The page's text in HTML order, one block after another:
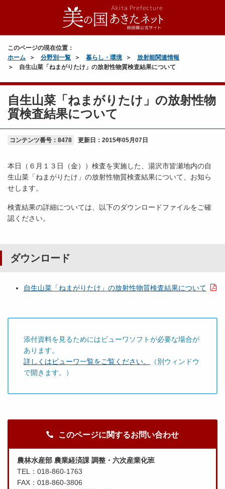
このページの現在位置：
ホーム
分野別一覧 暮らし・環境
放射能関連情報
自生山菜「ねまがりたけ」の放射性物質検査結果について
自生山菜「ねまがりたけ」の放射性物
質検査結果について
コンテンツ番号：8478 更新日： 2015年05月07日
本日（６月１３日（金））検査を実施した、湯沢市皆瀬地内の自
生山菜「ねまがりたけ」の放射性物質検査結果について、お知ら
せします。
検査結果の詳細については、以下のダウンロードファイルをご確
認ください。
ダウンロード
自生山菜「ねまがりたけ」の放射性物質検査結果について
添付資料を見るためにはビューワソフトが必要な場合が
あります。
詳しくはビューワ一覧をご覧ください。
（別ウィンドウ
で開きます。）
このページに関するお問い合わせ
農林水産部 農業経済課 調整・六次産業化班
TEL：018-860-1763
FAX：018-860-3806